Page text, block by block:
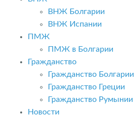
ВНЖ Болгарии
ВНЖ Испании
ПМЖ
ПМЖ в Болгарии
Гражданство
Гражданство Болгарии
Гражданство Греции
Гражданство Румынии
Новости